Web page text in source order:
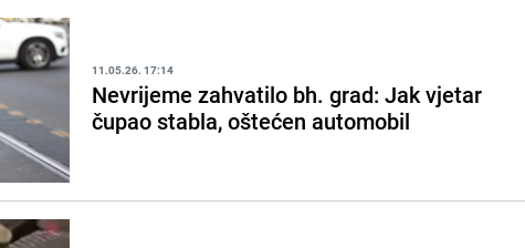
11.05.26. 17:14
Nevrijeme zahvatilo bh. grad: Jak vjetar
čupao stabla, oštećen automobil